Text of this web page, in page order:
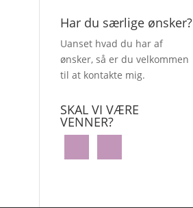
Har du særlige ønsker?
Uanset hvad du har af
ønsker, så er du velkommen
til at kontakte mig.
SKAL VI VÆRE
VENNER?